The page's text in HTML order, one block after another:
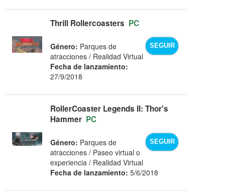
Thrill Rollercoasters PC
SEGUIR
Género: Parques de
atracciones / Realidad Virtual
Fecha de lanzamiento:
27/9/2018
RollerCoaster Legends II: Thor's
Hammer PC
SEGUIR
Género: Parques de
atracciones / Paseo virtual o
experiencia / Realidad Virtual
Fecha de lanzamiento: 5/6/2018